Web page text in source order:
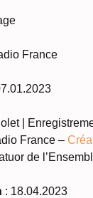
France
|
France –
de
: 18.04.2023